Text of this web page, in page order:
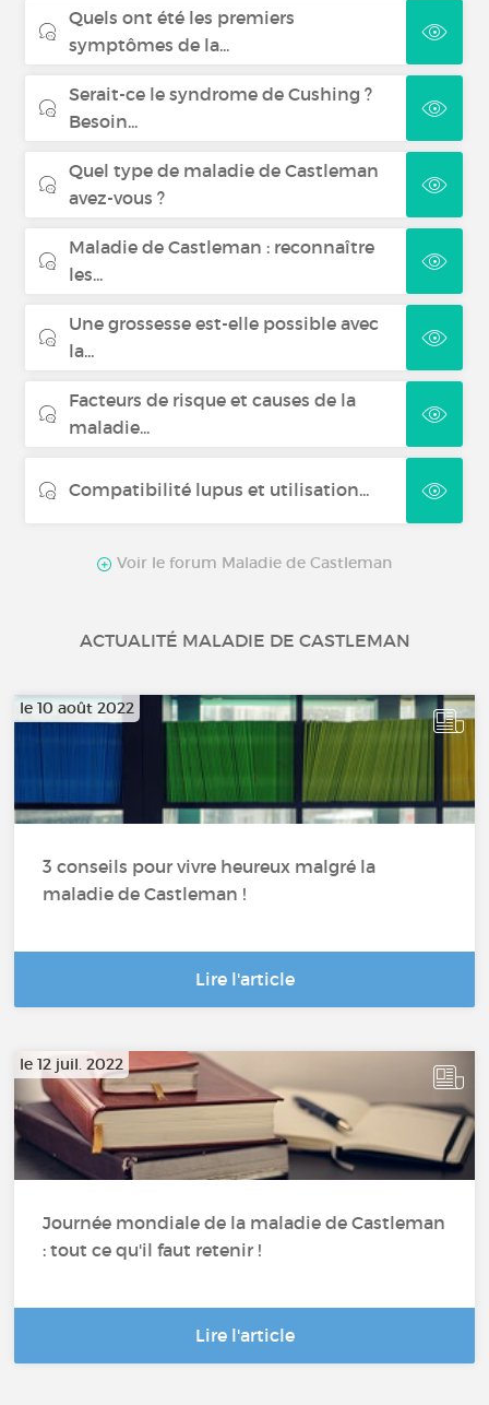
Quels ont été les premiers
symptômes de la...
Serait-ce le syndrome de Cushing ?
Besoin...
Quel type de maladie de Castleman
avez-vous ?
Maladie de Castleman : reconnaître
les...
Une grossesse est-elle possible avec
la...
Facteurs de risque et causes de la
maladie...
Compatibilité lupus et utilisation...
Voir le forum Maladie de Castleman
ACTUALITÉ MALADIE DE CASTLEMAN
le 10 août 2022
3 conseils pour vivre heureux malgré la
maladie de Castleman !
Lire l'article
le 12 juil. 2022
Journée mondiale de la maladie de Castleman
: tout ce qu'il faut retenir !
Lire l'article